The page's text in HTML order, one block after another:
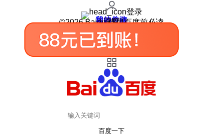
登录
我的关注
我的收藏
皮肤中心
用户反馈
设置
©2026 Baidu 使用百度前必读
百度一下